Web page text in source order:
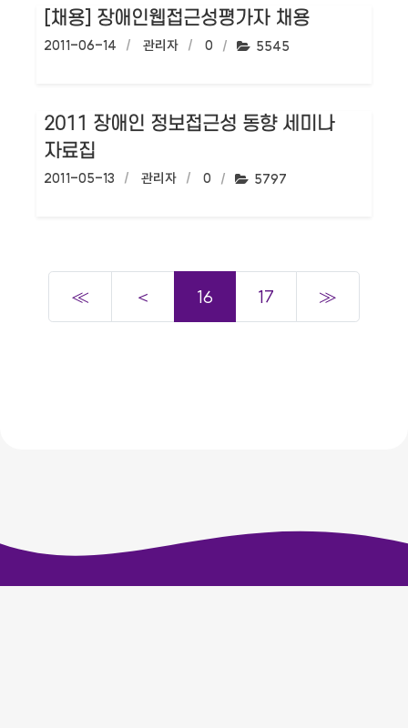
[채용] 장애인웹접근성평가자 채용
작성일:
2011-06-14 작성자:
관리자 댓글수:
0 조회수:
5545
2011 장애인 정보접근성 동향 세미나
자료집
작성일:
2011-05-13 작성자:
관리자 댓글수:
0 조회수:
5797
≪ ＜ 16 17 ≫